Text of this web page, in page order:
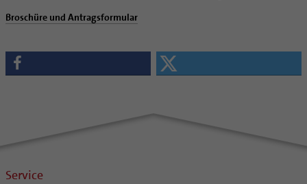
Broschüre und Antragsformular
Service